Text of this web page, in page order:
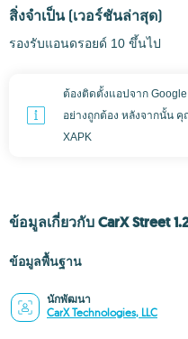
สิ่งจำเป็น (เวอร์ชันล่าสุด)
รองรับแอนดรอยด์ 10 ขึ้นไป
ต้องติดตั้งแอปจาก Google
อย่างถูกต้อง หลังจากนั้น
XAPK
ข้อมูลเกี่ยวกับ CarX Street
ข้อมูลพื้นฐาน
นักพัฒนา
CarX Technologies, LLC